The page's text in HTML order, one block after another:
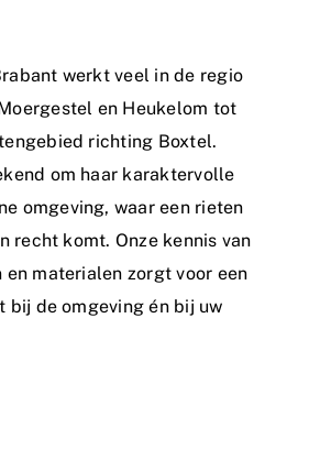
werkt veel in de regio
en Heukelom tot
richting Boxtel.
om haar karaktervolle
omgeving, waar een rieten
recht komt. Onze kennis van
materialen zorgt voor een
bij de omgeving én bij uw